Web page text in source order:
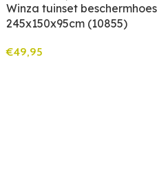
Winza tuinset beschermhoes
245x150x95cm (10855)
€49,95